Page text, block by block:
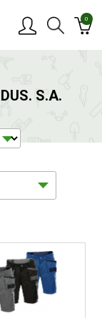
0
S.A.